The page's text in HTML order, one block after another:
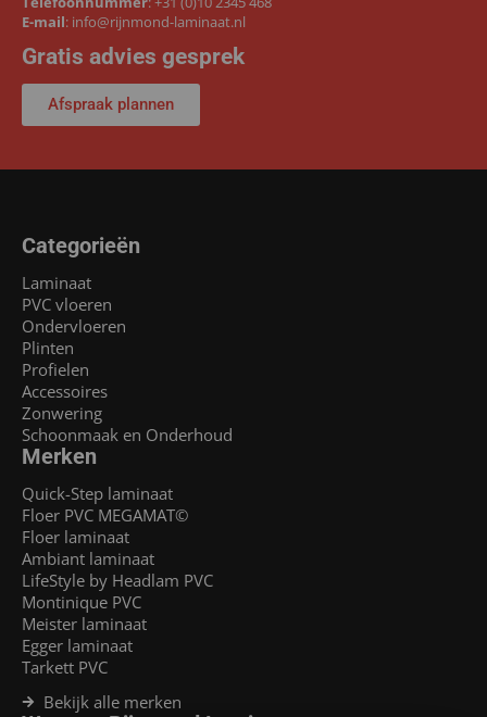
E-mail: info@rijnmond-laminaat.nl
Gratis advies gesprek
Afspraak plannen
Categorieën
Laminaat
PVC vloeren
Ondervloeren
Plinten
Profielen
Accessoires
Zonwering
Schoonmaak en Onderhoud
Merken
Quick-Step laminaat
Floer PVC MEGAMAT©
Floer laminaat
Ambiant laminaat
LifeStyle by Headlam PVC
Montinique PVC
Meister laminaat
Egger laminaat
Tarkett PVC
Bekijk alle merken